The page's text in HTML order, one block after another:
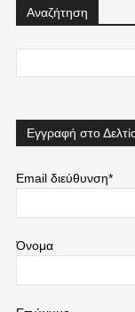
Αναζήτηση
Εγγραφή στο
Email διεύθυνση*
Όνομα